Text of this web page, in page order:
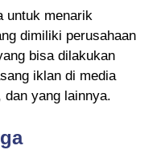
untuk menarik
dimiliki perusahaan
bisa dilakukan
iklan di media
dan yang lainnya.